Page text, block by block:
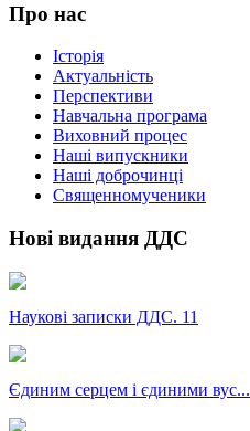
Про нас
Історія
Актуальність
Перспективи
Навчальна програма
Виховний процес
Наші випускники
Наші доброчинці
Священномученики
Нові видання ДДС
Наукові записки ДДС. 11
Єдиним серцем і єдиними вус...